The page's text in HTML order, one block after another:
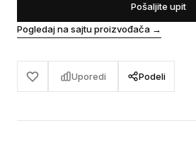
Pošaljite upit
Pogledaj na sajtu proizvođača →
Uporedi Podeli